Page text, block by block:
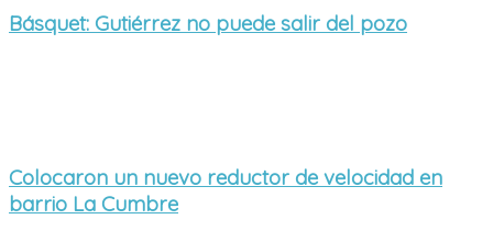
Básquet: Gutiérrez no puede salir del pozo
Colocaron un nuevo reductor de velocidad en
barrio La Cumbre